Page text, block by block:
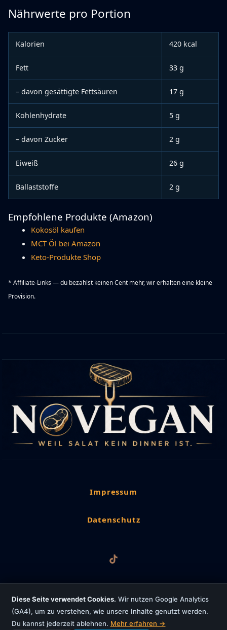
Nährwerte pro Portion
Kalorien 420 kcal
Fett 33 g
– davon gesättigte Fettsäuren 17 g
Kohlenhydrate 5 g
– davon Zucker 2 g
Eiweiß 26 g
Ballaststoffe 2 g
Empfohlene Produkte (Amazon)
Kokosöl kaufen
MCT Öl bei Amazon
Keto-Produkte Shop
* Affiliate-Links — du bezahlst keinen Cent mehr, wir erhalten eine kleine
Provision.
Impressum
Datenschutz
Copyright © 2026 NoVegan
Powered by worldwideweb4u
Diese Seite verwendet Cookies. Wir nutzen Google Analytics
(GA4), um zu verstehen, wie unsere Inhalte genutzt werden.
Du kannst jederzeit ablehnen. Mehr erfahren →